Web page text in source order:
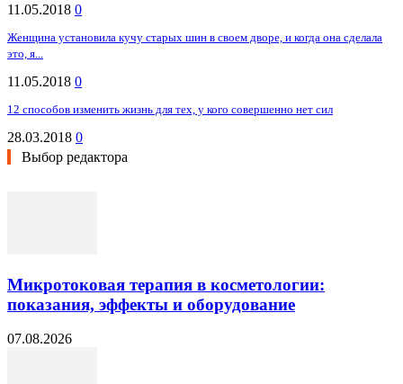
11.05.2018 0
Женщина установила кучу старых шин в своем дворе, и когда она сделала
это, я...
11.05.2018 0
12 способов изменить жизнь для тех, у кого совершенно нет сил
28.03.2018 0
Выбор редактора
Микротоковая терапия в косметологии:
показания, эффекты и оборудование
07.08.2026